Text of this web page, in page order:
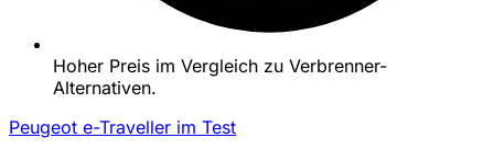
Hoher Preis im Vergleich zu Verbrenner-
Alternativen.
Peugeot e-Traveller im Test